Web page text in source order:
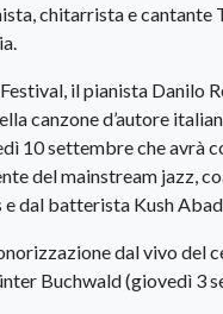
chitarrista e
il pianista Danilo
canzone d’autore
10 settembre che
del mainstream jazz,
dal batterista Kush
dal vivo del
Buchwald (giovedì 3